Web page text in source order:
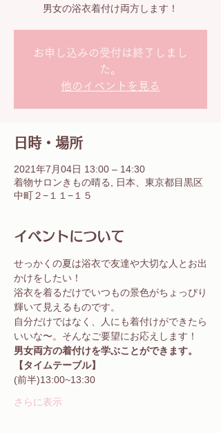
男女の浴衣着付け両方します！
お申し込みの受付は終了しまし
た。
他のイベントを見る
日時・場所
2021年7月04日 13:00 – 14:30
着物サロンきもの晴る, 日本、東京都目黒区
中町２−１１−１５
イベントについて
せっかくの夏は浴衣で友達や大切な人とお出
かけをしたい！
浴衣を着るだけでいつもの景色がちょっぴり
輝いて見えるものです。
自分だけではなく、人にも着付けができたら
いいな〜。そんなご要望にお応えします！
男女両方の着付けを学ぶことができます。
【タイムテーブル】
(前半)13:00~13:30
さらに表示